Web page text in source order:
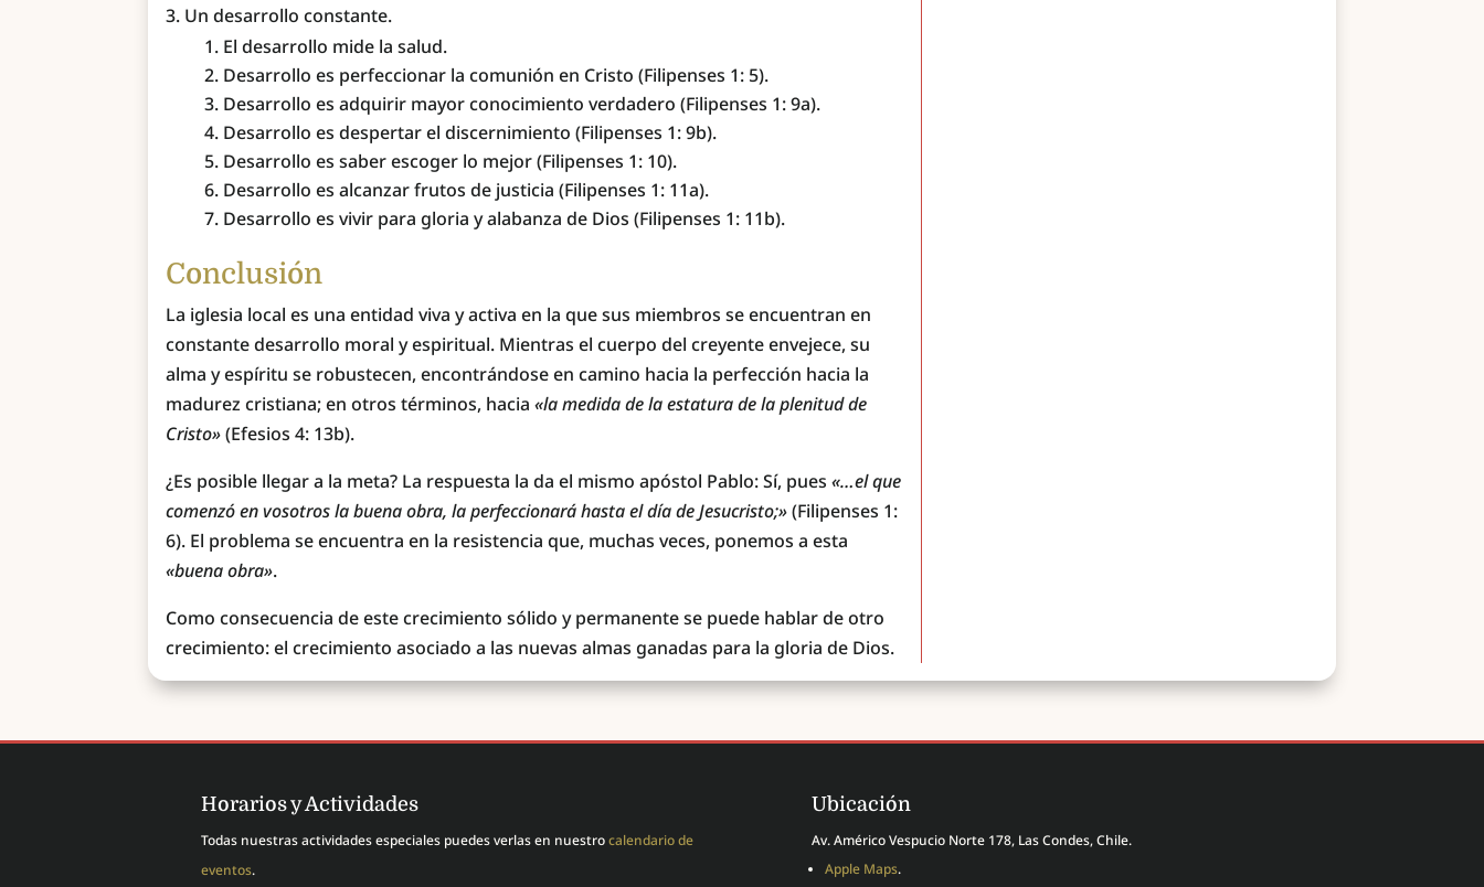
Un desarrollo constante.
El desarrollo mide la salud.
Desarrollo es perfeccionar la comunión en Cristo (Filipenses 1: 5).
Desarrollo es adquirir mayor conocimiento verdadero (Filipenses 1: 9a).
Desarrollo es despertar el discernimiento (Filipenses 1: 9b).
Desarrollo es saber escoger lo mejor (Filipenses 1: 10).
Desarrollo es alcanzar frutos de justicia (Filipenses 1: 11a).
Desarrollo es vivir para gloria y alabanza de Dios (Filipenses 1: 11b).
Conclusión
La iglesia local es una entidad viva y activa en la que sus miembros se encuentran en
constante desarrollo moral y espiritual. Mientras el cuerpo del creyente envejece, su
alma y espíritu se robustecen, encontrándose en camino hacia la perfección hacia la
madurez cristiana; en otros términos, hacia«la medida de la estatura de la plenitud de
Cristo»(Efesios 4: 13b).
¿Es posible llegar a la meta? La respuesta la da el mismo apóstol Pablo: Sí, pues«…el que
comenzó en vosotros la buena obra, la perfeccionará hasta el día de Jesucristo;»(Filipenses 1:
6). El problema se encuentra en la resistencia que, muchas veces, ponemos a esta
«buena obra».
Como consecuencia de este crecimiento sólido y permanente se puede hablar de otro
crecimiento: el crecimiento asociado a las nuevas almas ganadas para la gloria de Dios.
Horarios y Actividades
Todas nuestras actividades especiales puedes verlas en nuestrocalendario de
eventos.
Ubicación
Av. Américo Vespucio Norte 178, Las Condes, Chile.
Apple Maps.